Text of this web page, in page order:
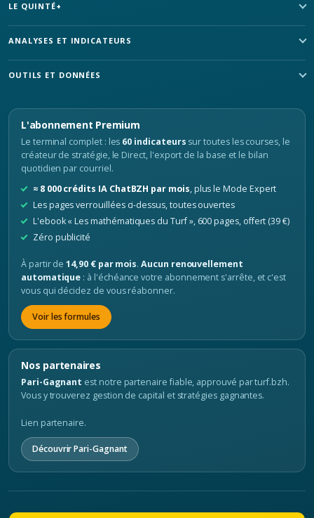
LE QUINTÉ+
ANALYSES ET INDICATEURS
OUTILS ET DONNÉES
L'abonnement Premium
Le terminal complet : les 60 indicateurs sur toutes les courses, le
créateur de stratégie, le Direct, l'export de la base et le bilan
quotidien par courriel.
≈ 8 000 crédits IA ChatBZH par mois, plus le Mode Expert
Les pages verrouillées ci-dessus, toutes ouvertes
L'ebook « Les mathématiques du Turf », 600 pages, offert (39 €)
Zéro publicité
À partir de14,90 € par mois.Aucun renouvellement
automatique : à l'échéance votre abonnement s'arrête, et c'est
vous qui décidez de vous réabonner.
Voir les formules
Nos partenaires
Pari-Gagnant est notre partenaire fiable, approuvé par turf.bzh.
Vous y trouverez gestion de capital et stratégies gagnantes.
Lien partenaire.
Découvrir Pari-Gagnant